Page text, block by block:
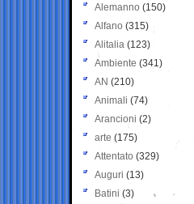
Alemanno (150)
Alfano (315)
Alitalia (123)
Ambiente (341)
AN (210)
Animali (74)
Arancioni (2)
arte (175)
Attentato (329)
Auguri (13)
Batini (3)